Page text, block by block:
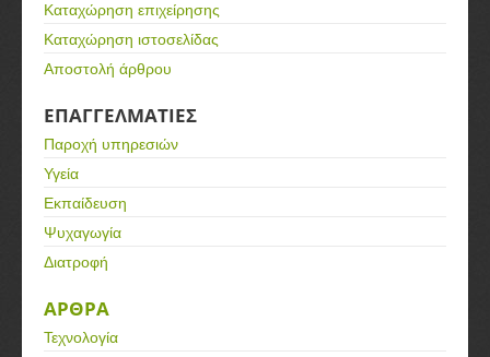
Καταχώρηση επιχείρησης
Καταχώρηση ιστοσελίδας
Αποστολή άρθρου
ΕΠΑΓΓΕΛΜΑΤΙΕΣ
Παροχή υπηρεσιών
Υγεία
Εκπαίδευση
Ψυχαγωγία
Διατροφή
ΑΡΘΡΑ
Τεχνολογία